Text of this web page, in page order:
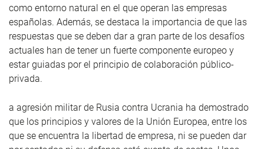
como entorno natural en el que operan las empresas
españolas. Además, se destaca la importancia de que las
respuestas que se deben dar a gran parte de los desafíos
actuales han de tener un fuerte componente europeo y
estar guiadas por el principio de colaboración público-
privada.
a agresión militar de Rusia contra Ucrania ha demostrado
que los principios y valores de la Unión Europea, entre los
que se encuentra la libertad de empresa, ni se pueden dar